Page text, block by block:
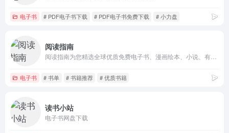
电子书 # PDF电子书下载 # PDF电子书免费下载 # 小力盘
阅读指南
电子书 # 书单 # 书籍推荐 # 优质书籍
读书小站
电子书网盘下载